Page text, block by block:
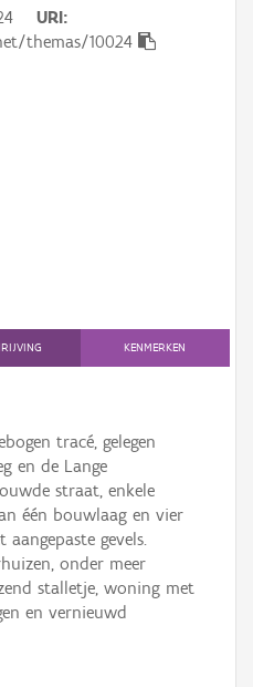
URI
themas/10024
KENMERKEN
tracé, gelegen
en de Lange
straat, enkele
één bouwlaag en vier
gevels.
onder meer
stalletje, woning met
en vernieuwd